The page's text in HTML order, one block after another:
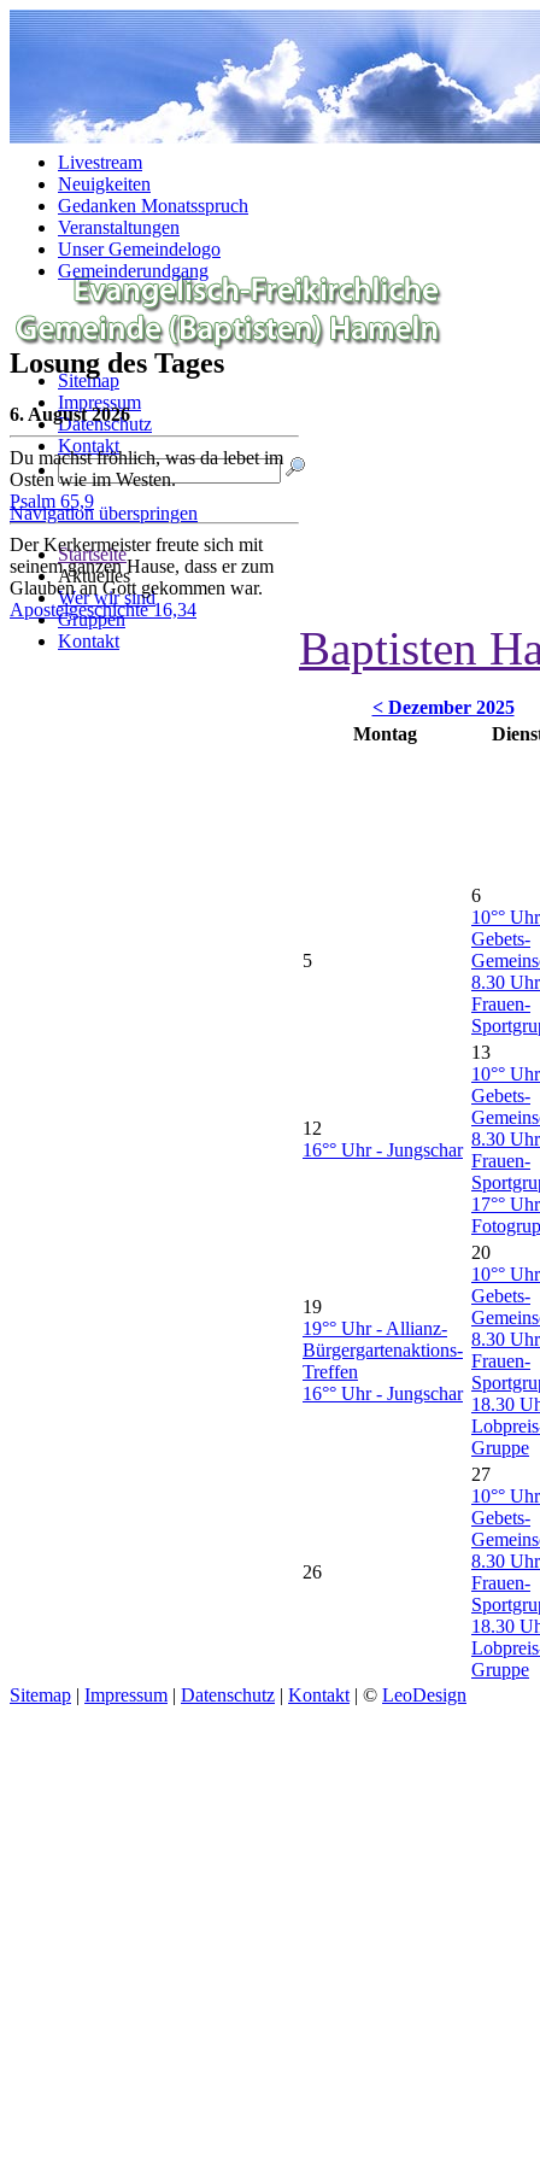
Sitemap
Impressum
Datenschutz
Kontakt
Navigation überspringen
Startseite
Aktuelles
Wer wir sind
Gruppen
Kontakt
Navigation überspringen
Livestream
Neuigkeiten
Gedanken Monatsspruch
Veranstaltungen
Unser Gemeindelogo
Gemeinderundgang
Losung des Tages
6. August 2026
Du machst fröhlich, was da lebet im
Osten wie im Westen.
Psalm 65,9
Der Kerkermeister freute sich mit
seinem ganzen Hause, dass er zum
Glauben an Gott gekommen war.
Apostelgeschichte 16,34
Baptisten
< Dezember 2025
Montag
5
6
10°°
Gebets-
8.30
Frauen-
12
16°° Uhr - Jungschar
13
10°°
Gebets-
8.30
Frauen-
17°°
19
19°° Uhr - Allianz-
Bürgergartenaktions-
Treffen
16°° Uhr - Jungschar
20
10°°
Gebets-
8.30
Frauen-
18.30
Gruppe
26
27
10°°
Gebets-
8.30
Frauen-
18.30
Gruppe
Sitemap | Impressum | Datenschutz | Kontakt | © LeoDesign